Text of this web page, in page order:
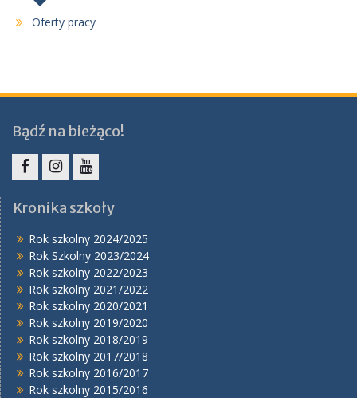
Oferty pracy
Bądź na bieżąco!
Kronika szkoły
Rok szkolny 2024/2025
Rok Szkolny 2023/2024
Rok szkolny 2022/2023
Rok szkolny 2021/2022
Rok szkolny 2020/2021
Rok szkolny 2019/2020
Rok szkolny 2018/2019
Rok szkolny 2017/2018
Rok szkolny 2016/2017
Rok szkolny 2015/2016